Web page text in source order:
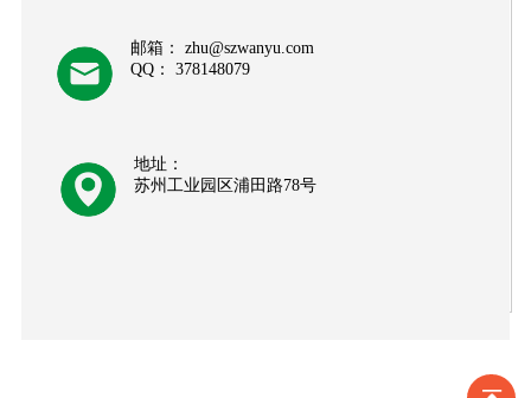
邮箱： zhu@szwanyu.com
QQ： 378148079
地址：
苏州工业园区浦田路78号